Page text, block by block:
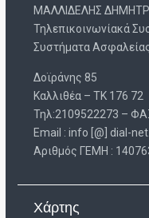
ΜΑΛΛΙΔΕΛΗΣ
Τηλεπικοινωνίακά
Συστήματα
Δοϊράνης 85
Καλλιθέα – ΤΚ 176 72
Τηλ:2109522273 –
Email : info [@] dial-
Aριθμός ΓΕΜΗ :
Χάρτης